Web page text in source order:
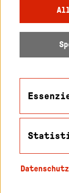
Karlsruhe
Datenschutz